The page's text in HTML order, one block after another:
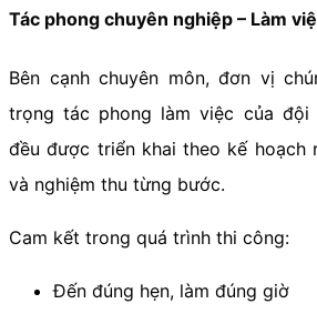
Tác phong chuyên nghiệp – Làm
Bên cạnh chuyên môn, đơn vị
trọng tác phong làm việc của
đều được triển khai theo kế hoạch
và nghiệm thu từng bước.
Cam kết trong quá trình thi công:
Đến đúng hẹn, làm đúng giờ